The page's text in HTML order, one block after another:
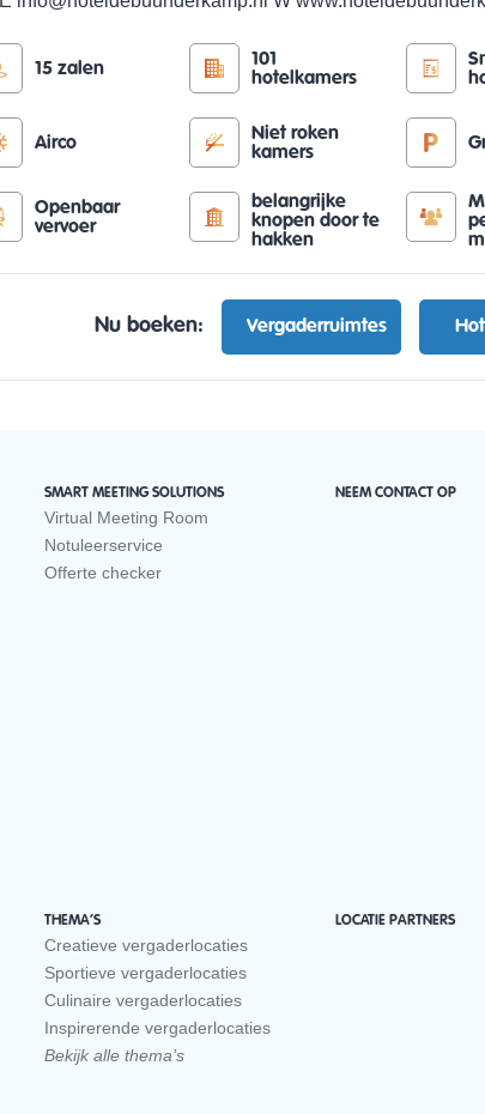
15 zalen
101
hotelkamers
Airco
Niet roken
kamers
Openbaar
vervoer
belangrijke
knopen door te
hakken
Nu boeken: Vergaderruimtes
SMART MEETING SOLUTIONS
Virtual Meeting Room
Notuleerservice
Offerte checker
NEEM CONTACT OP
THEMA’S
Creatieve vergaderlocaties
Sportieve vergaderlocaties
Culinaire vergaderlocaties
Inspirerende vergaderlocaties
Bekijk alle thema’s
LOCATIE PARTNERS